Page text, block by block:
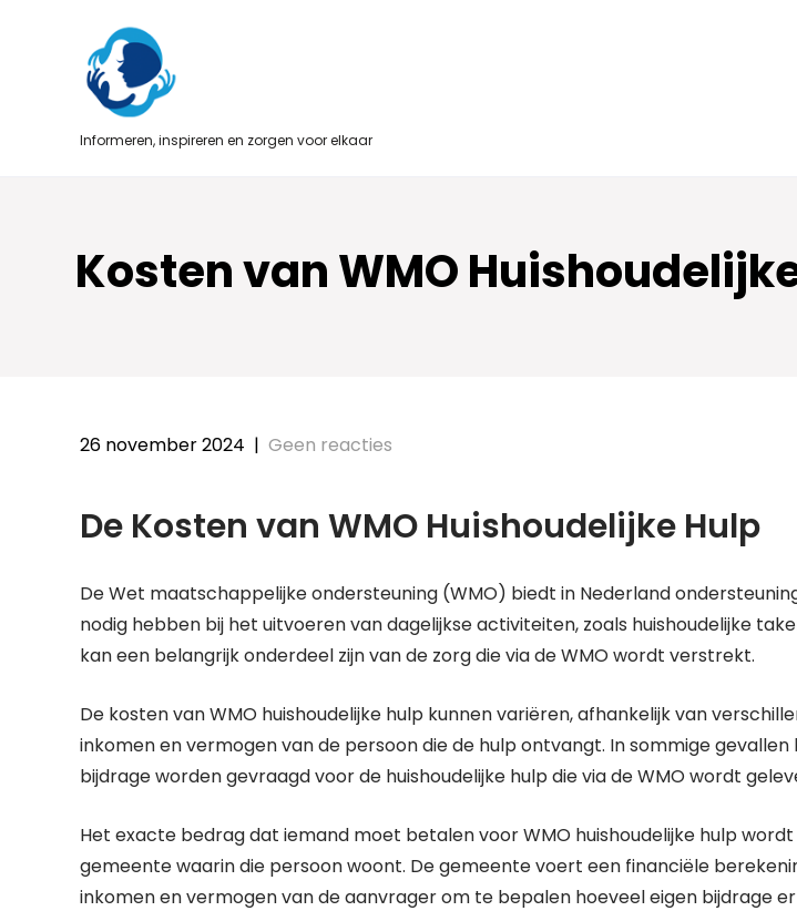
Informeren, inspireren en zorgen voor elkaar
Kosten van WMO
26 november 2024 | Geen reacties
De Kosten van WMO Huishoudelijke Hulp
De Wet maatschappelijke ondersteuning (WMO) biedt in Nederland
nodig hebben bij het uitvoeren van dagelijkse activiteiten, zoals huishoudelijke
kan een belangrijk onderdeel zijn van de zorg die via de WMO wordt verstrekt.
De kosten van WMO huishoudelijke hulp kunnen variëren, afhankelijk van
inkomen en vermogen van de persoon die de hulp ontvangt. In sommige gevallen
bijdrage worden gevraagd voor de huishoudelijke hulp die via de WMO wordt
Het exacte bedrag dat iemand moet betalen voor WMO huishoudelijke hulp
gemeente waarin die persoon woont. De gemeente voert een financiële
inkomen en vermogen van de aanvrager om te bepalen hoeveel eigen bijdrage er